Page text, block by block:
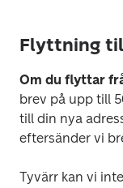
Flyttning
Om du flyttar
brev på upp till
till din nya
eftersänder vi
Tyvärr kan vi